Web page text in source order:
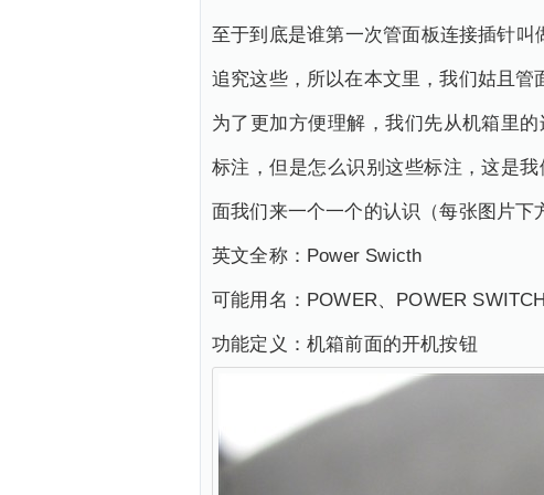
至于到底是谁第一次管面板连接插针叫
追究这些，所以在本文里，我们姑且管
为了更加方便理解，我们先从机箱里
标注，但是怎么识别这些标注，这是
面我们来一个一个的认识（每张图片
英文全称：Power Swicth
可能用名：POWER、POWER
功能定义：机箱前面的开机按钮